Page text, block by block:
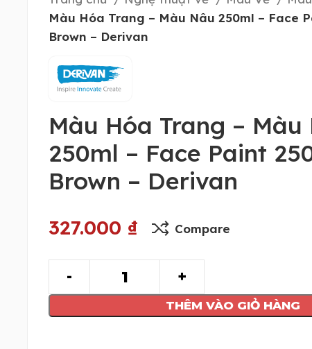
Màu Hóa Trang – Màu Nâu 250ml – Face
Brown – Derivan
Màu Hóa Trang – Màu
250ml – Face Paint
Brown – Derivan
327.000 ₫ Compare
THÊM VÀO GIỎ HÀNG